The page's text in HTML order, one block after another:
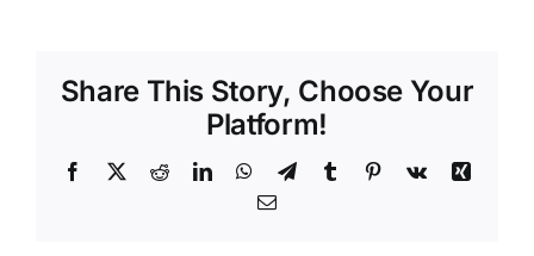
Share This Story, Choose Your
Platform!
Facebook
X RedditLinkedInWhatsApp
TelegramTumblr Pinterest
Vk
Xing
Email